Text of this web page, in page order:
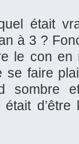
était
à 3 ?
le con en
faire
sombre